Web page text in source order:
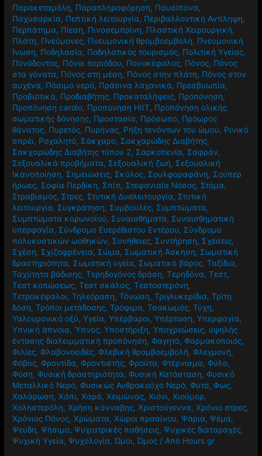
Παρακεταμόλη, Παραπληροφόρηση, Παυσίπονα,
Παχυσαρκία, Πεπτική λειτουργία, Περιβαλλοντική Αντίληψη,
Περπάτημα, Πίεση, Πινοσεμπρίνη, Πλαστική Χειρουργική,
Πλάτη, Πνεύμονες, Πνευμονική θρομβοεμβολή, Πνευμονική
Ίνωση, Ποδηλασία, Ποδηλατικός τουρισμός, Πολιτική Υγείας,
Πονόδοντος, Πόνοι περιόδου, Πονοκέφαλος, Πόνος, Πόνος
στα γόνατα, Πόνος στη μέση, Πόνος στην πλάτη, Πόνος στον
αυχένα, Πόσιμο νερό, Πράσινα λαχανικά, Πρεσβυωπία,
Προβιοτικά, Προδιαβήτης, Προκαταλήψεις, Προπόνηση,
Προπόνηση cardio, Προπονηση HIIT, Προπόνηση ολικής
σωματικής δόνησης, Προστασία, Πρόσωπο, Πρόωρος
θάνατος, Πυρετός, Πυρήνας, Ρήξη τενόντων του ώμου, Ρινικό
σπρέι, Ροχαλητό, Σάκχαρο, Σακχαρώδης Διαβήτης,
Σακχαρώδης Διαβήτης τύπου 2, Σαρκοπενία, Σαφράν,
Σεξουαλικά προβήματα, Σεξουαλική ζωή, Σεξουαλική
Ικανοποίηση, Σημειώσεις, Σκύλος, Σουλφοραφάνη, Σούπερ
ήρωες, Σοφία Περδίκη, Σπίτι, Στεφανιαία Νόσος, Στόμα,
Στραβισμός, Στρες, Στυτική Δυσλειτουργία, Στυτική
λειτουργία, Συγκράτηση, Συμβουλές, Συμπτώματα,
Συμπτώματα κορωνοϊού, Συναισθήματα, Συναισθηματική
υπερφαγία, Σύνδρομο Ευερέθιστου Εντέρου, Σύνδρομο
πολυκυστικών ωοθηκών, Συνήθειες, Συντήρηση, Σχέσεις,
Σχέση, Σχιζοφρένεια, Σώμα, Σωματική Άσκηση, Σωματική
δραστηριότητα, Σωματική υγεία, Σωματικό βάρος,Ταξίδια,
Ταχύτητα βάδισης,Τερηδογόνος δράση,Τερηδόνα,Τεστ,
Τεστ κοπώσεως,Τεστ σκάλας,Τεστοστερόνη,
Τετρακέφαλοι,Τηλεόραση,Τόνωση,Τριγλυκερίδια,Τρίτη
δόση,Τρόποι μετάδοσης,Τρόφιμα,Τσακωμός,Τύχη,
Υαλουρονικό οξύ,Υγεία,Υπέρβαροι,Υπέρταση,Υπερφαγία,
Υπνική άπνοια,Ύπνος,Υποστήριξη,Υποχρεώσεις, υψηλής
έντασης διαλειμματική προπόνηση,Φαγητό,Φαρμακοποιός,
Φιλίες,Φλαβονοειδές,Φλεβική θρομβοεμβολή,Φλεγμονή,
Φόβος,Φροντίδα,Φροντιστής,Φρούτα,Φτέρνισμα,Φύλο,
Φύση,Φυσική δραστηριότητα,Φυσική Κατάσταση,Φυσικό
Μεταλλικό Νερό,Φυσικώς Ανθρακούχο Νερό,Φυτό,Φως,
Χαλάρωση,Χάπι,Χαρά,Χειμώνας,Χιόνι,Χιούμορ,
Χοληστερόλη,Χρήση κάνναβης,Χριστούγεννα,Χρόνιο στρες,
Χρόνιος Πόνος,Χρώματα,Χώροι πρασίνου, Ψάρια, Ψέμα,
Ψεύδη, Ψήσιμο, Ψυχιατρικές παθήσεις, Ψυχικές διαταραχές,
Ψυχική Υγεία, Ψυχολογία,Ώμοι,Ώμος / Από Hours.gr